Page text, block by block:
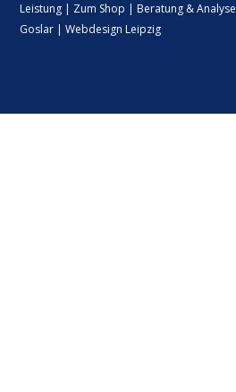
Leistung | Zum Shop | Beratung & Analyse
Goslar| Webdesign Leipzig